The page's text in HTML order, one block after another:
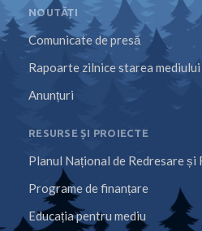
NOUTĂȚI
Comunicate de presă
Rapoarte zilnice starea mediului
Anunțuri
RESURSE ȘI PROIECTE
Planul Național de Redresare și
Programe de finanțare
Educația pentru mediu